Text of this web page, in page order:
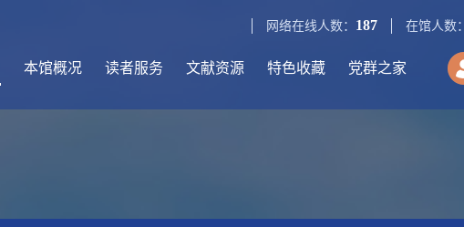
网络在线人数： 187 在馆人数：
本馆概况 读者服务 文献资源 特色收藏 党群之家